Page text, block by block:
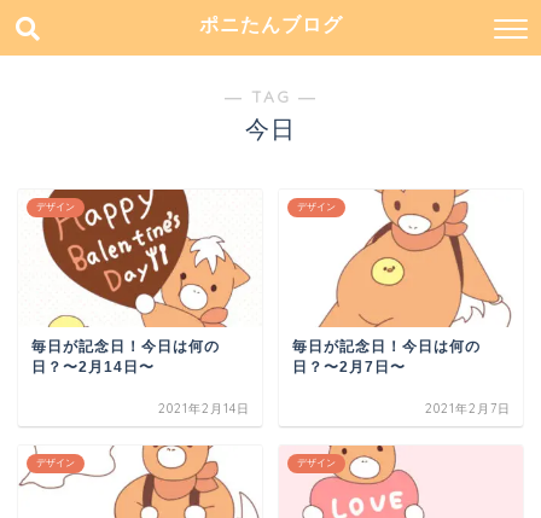
ポニたんブログ
― TAG ―
今日
デザイン
毎日が記念日！今日は何の
日？〜2月14日〜
2021年2月14日
デザイン
毎日が記念日！今日は何の
日？〜2月7日〜
2021年2月7日
デザイン デザイン